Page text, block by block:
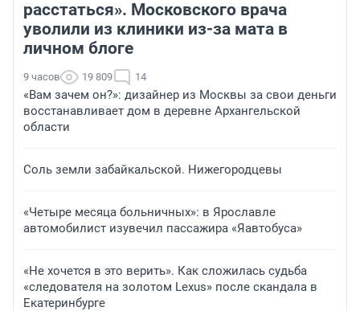
расстаться». Московского врача
уволили из клиники из-за мата в
личном блоге
9 часов 19 809 14
«Вам зачем он?»: дизайнер из Москвы за свои деньги
восстанавливает дом в деревне Архангельской
области
Соль земли забайкальской. Нижегородцевы
«Четыре месяца больничных»: в Ярославле
автомобилист изувечил пассажира «Яавтобуса»
«Не хочется в это верить». Как сложилась судьба
«следователя на золотом Lexus» после скандала в
Екатеринбурге